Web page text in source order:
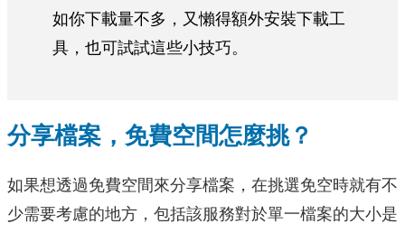
如你下載量不多，又懶得額外安裝下載工
具，也可試試這些小技巧。
分享檔案，免費空間怎麼挑？
如果想透過免費空間來分享檔案，在挑選免空時就有不
少需要考慮的地方，包括該服務對於單一檔案的大小是